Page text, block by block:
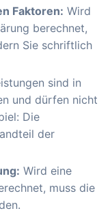
Faktoren: Wird
berechnet,
Sie schriftlich
sind in
und dürfen nicht
Die
der
Wird eine
muss die